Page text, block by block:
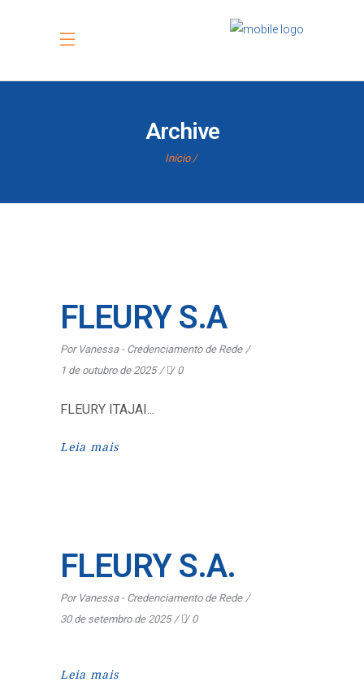
Archive
Início
FLEURY S.A
Por Vanessa - Credenciamento de Rede
1 de outubro de 2025
0
FLEURY ITAJAI
Leia mais
FLEURY S.A.
Por Vanessa - Credenciamento de Rede
30 de setembro de 2025
0
Leia mais